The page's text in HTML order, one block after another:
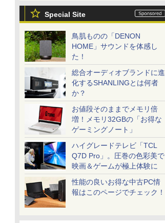
Special Site
鳥肌ものの「DENON
HOME」サウンドを体感し
た！
総合オーディオブランドに進
化するSHANLINGとは何者
か？
お値段そのままでメモリ倍
増！メモリ32GBの「お得な
ゲーミングノート」
ハイグレードテレビ「TCL
Q7D Pro」。圧巻の色彩美で
映画＆ゲームが極上体験に
性能の良いお得な中古PC情
報はこのページでチェック！